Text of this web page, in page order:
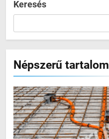
Keresés
Népszerű tartalom